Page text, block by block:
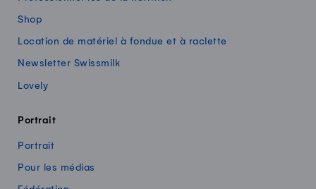
Shop
Location de matériel à fondue et à raclette
Newsletter Swissmilk
Lovely
Portrait
Portrait
Pour les médias